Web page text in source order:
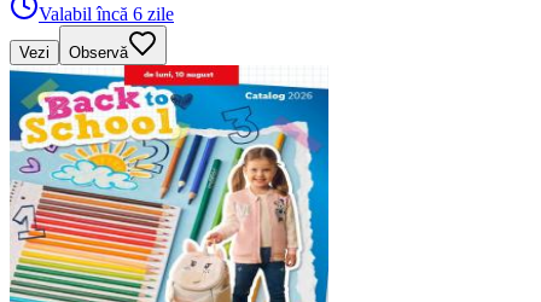
Valabil încă 6 zile
Vezi Observă